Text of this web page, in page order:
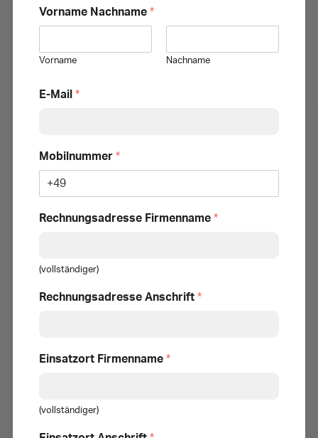
Vorname Nachname *
Vorname Nachname
E-Mail *
Mobilnummer *
Rechnungsadresse Firmenname *
(vollständiger)
Rechnungsadresse Anschrift *
Einsatzort Firmenname *
(vollständiger)